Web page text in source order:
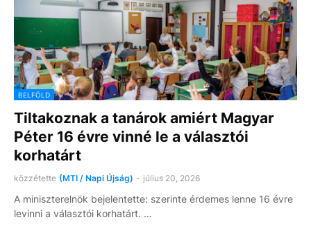
BELFÖLD
Tiltakoznak a tanárok amiért Magyar
Péter 16 évre vinné le a választói
korhatárt
közzétette (MTI / Napi Újság) - július 20, 2026
A miniszterelnök bejelentette: szerinte érdemes lenne 16 évre
levinni a választói korhatárt. …